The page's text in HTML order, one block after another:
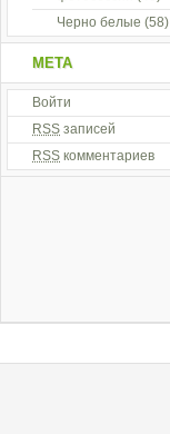
Черно белые (58)
МЕТА
Войти
RSS записей
RSS комментариев